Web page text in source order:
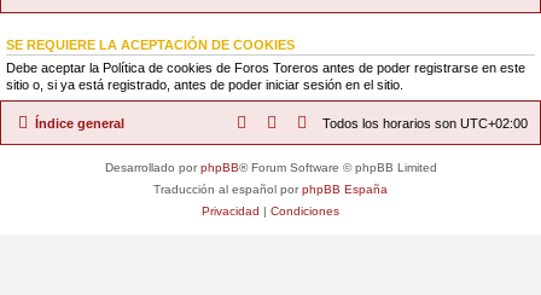
a
SE REQUIERE LA ACEPTACIÓN DE COOKIES
Debe aceptar la Política de cookies de Foros Toreros antes de poder registrarse en este
sitio o, si ya está registrado, antes de poder iniciar sesión en el sitio.
Índice general Todos los horarios son UTC+02:00
Desarrollado porphpBB® Forum Software © phpBB Limited
Traducción al español porphpBB España
Privacidad | Condiciones